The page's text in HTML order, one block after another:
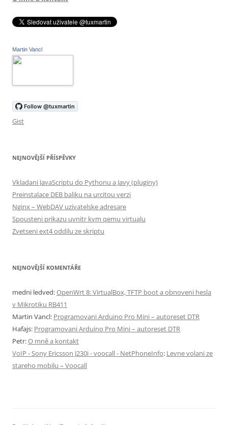
Martin Vancl
Gist
NEJNOVĚJŠÍ PŘÍSPĚVKY
Vkladani JavaScriptu do Pythonu a Javy (pluginy)
Preinstalace DEB baliku na urcitou verzi
Nginx – WebDAV uzivatelske adresare
Spousteni prikazu uvnitr kvm qemu virtualu
Zvetseni ext4 oddilu ze skriptu
NEJNOVĚJŠÍ KOMENTÁŘE
medni ledved:OpenWrt 8: VirtualBox, TFTP boot a obnoveni hesla
v Mikrotiku RB411
Martin Vancl: Programovani Arduino Pro Mini – autoreset DTR
Hafajs: Programovani Arduino Pro Mini – autoreset DTR
Petr:O mně a kontakt
VoIP - Sony Ericsson J230i - voocall - NetPhoneInfo: Levne volani ze
stareho mobilu – Voocall